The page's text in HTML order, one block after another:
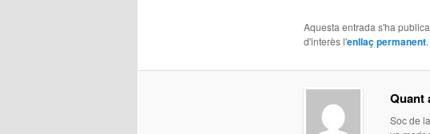
Aquesta entrada s'ha
d'interès l'enllaç permanent.
Quant
Soc de